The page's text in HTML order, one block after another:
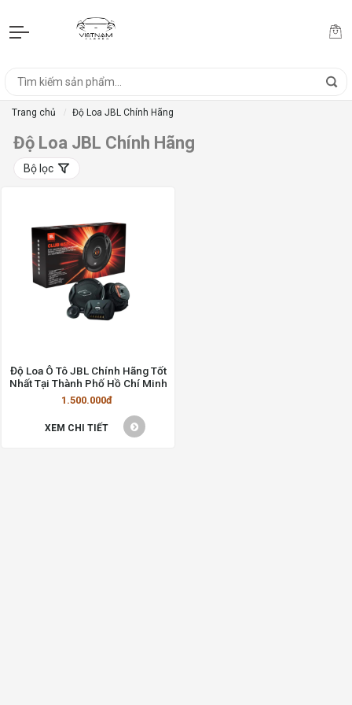
Trang chủ Độ Loa JBL Chính Hãng
Độ Loa JBL Chính Hãng
Bộ lọc
Độ Loa Ô Tô JBL Chính Hãng Tốt
Nhất Tại Thành Phố Hồ Chí Minh
1.500.000đ
XEM CHI TIẾT